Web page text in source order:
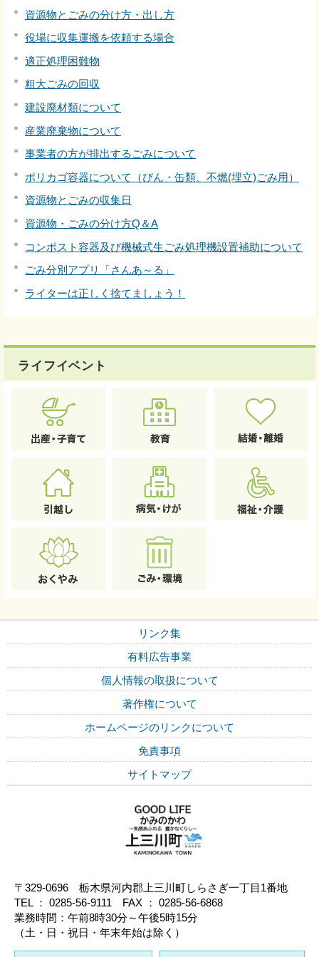
資源物とごみの分け方・出し方
役場に収集運搬を依頼する場合
適正処理困難物
粗大ごみの回収
建設廃材類について
産業廃棄物について
事業者の方が排出するごみについて
ポリカゴ容器について（びん・缶類、不燃(埋立)ごみ用）
資源物とごみの収集日
資源物・ごみの分け方Q＆A
コンポスト容器及び機械式生ごみ処理機設置補助について
ごみ分別アプリ「さんあ～る」
ライターは正しく捨てましょう！
ライフイベント
リンク集
有料広告事業
個人情報の取扱について
著作権について
ホームページのリンクについて
免責事項
サイトマップ
〒329-0696 栃木県河内郡上三川町しらさぎ一丁目1番地
TEL ： 0285-56-9111 FAX ： 0285-56-6868
業務時間：午前8時30分～午後5時15分
（土・日・祝日・年末年始は除く）